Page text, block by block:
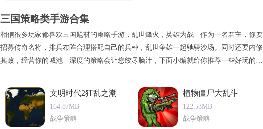
三国策略类手游合集
相信很多玩家都喜欢三国题材的策略手游，乱世烽火，英雄为战，作为一名君主，你要
招募传奇名将，排兵布阵合理搭配自己的兵种，乱世争雄一起驰骋沙场。同时还要内修
其政，经营你的城池，深度的策略会让您绞尽脑汁，下面小编就给你推荐一些好玩的三
文明时代2狂乱之潮
164.87MB
战争策略
植物僵尸大乱斗
122.53MB
战争策略